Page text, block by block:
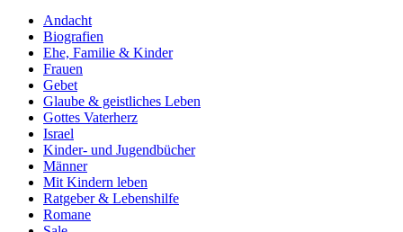
Andacht
Biografien
Ehe, Familie & Kinder
Frauen
Gebet
Glaube & geistliches Leben
Gottes Vaterherz
Israel
Kinder- und Jugendbücher
Männer
Mit Kindern leben
Ratgeber & Lebenshilfe
Romane